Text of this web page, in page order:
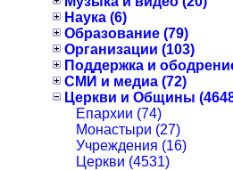
Наука (6)
Образование (79)
Организации (103)
Поддержка и
СМИ и медиа (72)
Церкви и Общины
Епархии (74)
Монастыри (27)
Учреждения (16)
Церкви (4531)